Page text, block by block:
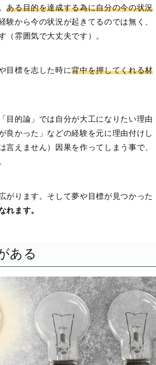
ある目的を達成する為に自分の今の状況
から今の状況が起きてるのでは無く、
（雰囲気で大丈夫です）。
目標を志した時に背中を押してくれる材
目的論」では自分が大工になりたい理由
良かった」などの経験を元に理由付けし
えません）因果を作ってしまう事で、
がります。そして夢や目標が見つかった
れます。
ある